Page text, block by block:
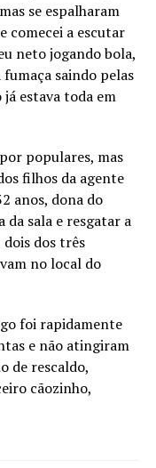
se espalharam
comecei a escutar
neto jogando bola,
saindo pelas
estava toda em
populares, mas
filhos da agente
anos, dona do
sala e resgatar a
dos três
no local do
foi rapidamente
e não atingiram
de rescaldo,
cãozinho,